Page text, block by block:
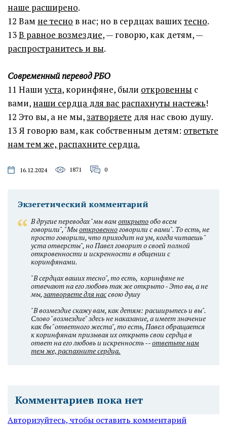
наше расширено.
12 Вам не тесно в нас; но в сердцах вашихтесно.
13В равное возмездие, — говорю, как детям, —
распространитесь и вы.
Современный перевод РБО
11 Нашиуста, кори‌нфяне, были откровенны с
вами, наши сердца для вас распахнуты настежь!
12 Это вы, а не мы,затворяете для нас свою душу.
13 Я говорю вам, как собственным детям: ответьте
нам тем же, распахните сердца.
16.12.2024 1871 0
Экзегетический комментарий
В другие переводах "мы вамоткрытообо всем
говорили", "Мыоткровенноговорили с вами". То есть, не
просто говорили, что приходит на ум, когда читаешь "
уста отверсты", но Павел говорит о своей полной
откровенности и искренности в общении с
коринфянами.
"В сердцах ваших тесно", то есть, коринфяне не
отвечают на его любовь так же открыто - Это вы, а не
мы,затворяете для нассвою душу
"В возмездие скажу вам, как детям: расширьтесь и вы".
Слово "возмездие" здесь не наказание, а имеет значение
как бы "ответного жеста", то есть, Павел обращается
к коринфянам призывая их открыть свои сердца в
ответ на его любовь и искренность --ответьте нам
тем же, распахните сердца.
Комментариев пока нет
Авторизуйтесь, чтобы оставить комментарий